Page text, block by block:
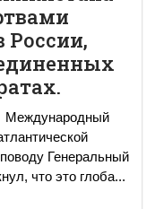
России,
Международный
Генеральный
что это глоба...